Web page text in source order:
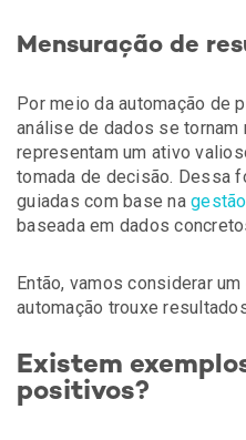
Mensuração de
Por meio da automação de
análise de dados se
representam um ativo
tomada de decisão. Dessa
guiadas com base na gestão
baseada em dados
Então, vamos considerar
automação trouxe
Existem
positivos?